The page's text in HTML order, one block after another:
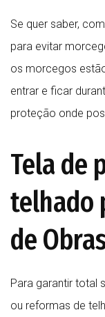
Se quer saber,
para evitar
os morcegos
entrar e ficar
proteção onde
Tela de
telhado
de
Para garantir total
ou reformas de